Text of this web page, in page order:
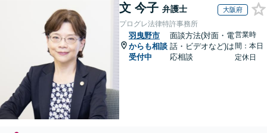
文 今子 弁護士 大阪府
プログレ法律特許事務所
羽曳野市
からも相談
受付中
面談方法(対面・電
話・ビデオなど)は
応相談
営業時
間：本日
定休日